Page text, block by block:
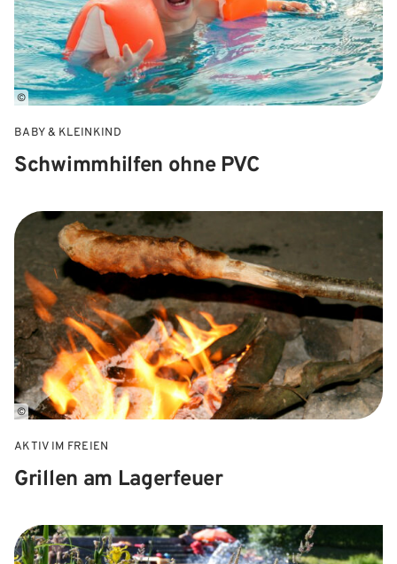
©
BABY & KLEINKIND
Schwimmhilfen ohne PVC
©
AKTIV IM FREIEN
Grillen am Lagerfeuer